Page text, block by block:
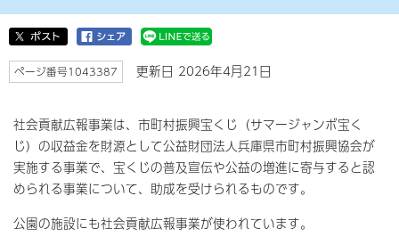
ページ番号1043387 更新日 2026年4月21日
社会貢献広報事業は、市町村振興宝くじ（サマージャンボ宝く
じ）の収益金を財源として公益財団法人兵庫県市町村振興協会が
実施する事業で、宝くじの普及宣伝や公益の増進に寄与すると認
められる事業について、助成を受けられるものです。
公園の施設にも社会貢献広報事業が使われています。